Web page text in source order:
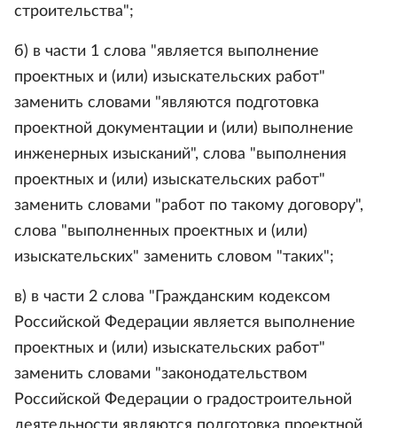
строительства";
б) в части 1 слова "является выполнение
проектных и (или) изыскательских работ"
заменить словами "являются подготовка
проектной документации и (или) выполнение
инженерных изысканий", слова "выполнения
проектных и (или) изыскательских работ"
заменить словами "работ по такому договору",
слова "выполненных проектных и (или)
изыскательских" заменить словом "таких";
в) в части 2 слова "Гражданским кодексом
Российской Федерации является выполнение
проектных и (или) изыскательских работ"
заменить словами "законодательством
Российской Федерации о градостроительной